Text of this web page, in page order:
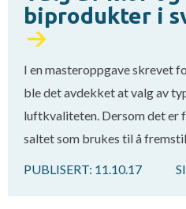
biprodukter i
I en masteroppgave skrevet
ble det avdekket at valg av
luftkvaliteten. Dersom det er
saltet som brukes til å
PUBLISERT: 11.10.17